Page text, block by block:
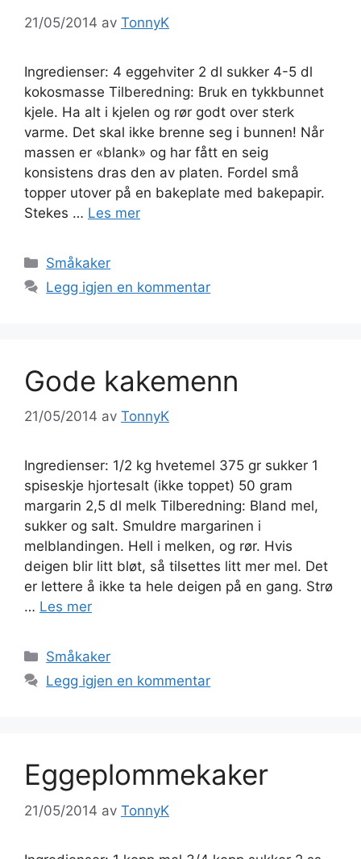
21/05/2014 av TonnyK
Ingredienser: 4 eggehviter 2 dl sukker 4-5 dl
kokosmasse Tilberedning: Bruk en tykkbunnet
kjele. Ha alt i kjelen og rør godt over sterk
varme. Det skal ikke brenne seg i bunnen! Når
massen er «blank» og har fått en seig
konsistens dras den av platen. Fordel små
topper utover på en bakeplate med bakepapir.
Stekes … Les mer
Kategorier
Småkaker
Legg igjen en kommentar
Gode kakemenn
21/05/2014 av TonnyK
Ingredienser: 1/2 kg hvetemel 375 gr sukker 1
spiseskje hjortesalt (ikke toppet) 50 gram
margarin 2,5 dl melk Tilberedning: Bland mel,
sukker og salt. Smuldre margarinen i
melblandingen. Hell i melken, og rør. Hvis
deigen blir litt bløt, så tilsettes litt mer mel. Det
er lettere å ikke ta hele deigen på en gang. Strø
… Les mer
Kategorier
Småkaker
Legg igjen en kommentar
Eggeplommekaker
21/05/2014 av TonnyK